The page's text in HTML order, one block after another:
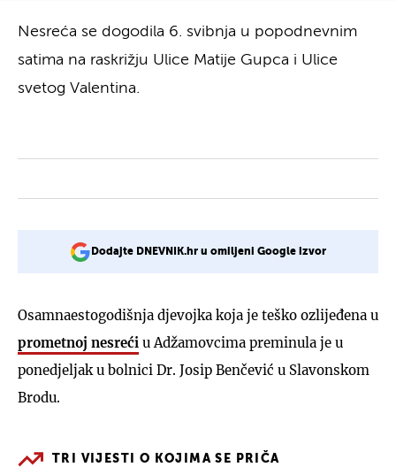
Nesreća se dogodila 6. svibnja u popodnevnim
satima na raskrižju Ulice Matije Gupca i Ulice
svetog Valentina.
Dodajte DNEVNIK.hr u omiljeni Google izvor
Osamnaestogodišnja djevojka koja je teško ozlijeđena u
prometnoj nesreći u Adžamovcima preminula je u
ponedjeljak u bolnici Dr. Josip Benčević u Slavonskom
Brodu.
TRI VIJESTI O KOJIMA SE PRIČA